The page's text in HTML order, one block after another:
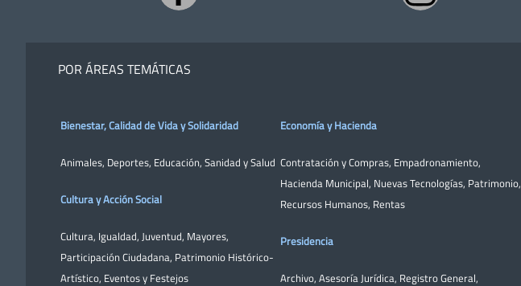
POR ÁREAS TEMÁTICAS
Bienestar, Calidad de Vida y Solidaridad
Animales, Deportes, Educación, Sanidad y Salud
Cultura y Acción Social
Cultura, Igualdad, Juventud, Mayores,
Participación Ciudadana, Patrimonio Histórico-
Artístico, Eventos y Festejos
Economía y Hacienda
Contratación y Compras, Empadronamiento,
Hacienda Municipal, Nuevas Tecnologías, Patrimonio,
Recursos Humanos, Rentas
Presidencia
Archivo, Asesoría Jurídica, Registro General,